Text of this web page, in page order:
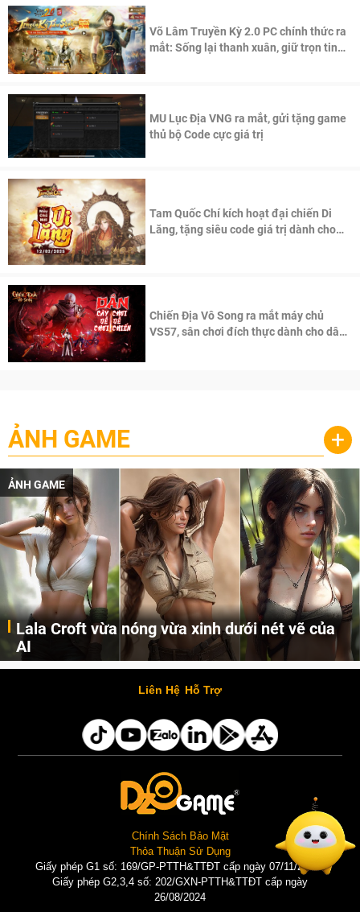
Võ Lâm Truyền Kỳ 2.0 PC chính thức ra
mắt: Sống lại thanh xuân, giữ trọn tinh
MU Lục Địa VNG ra mắt, gửi tặng game
thủ bộ Code cực giá trị
Tam Quốc Chí kích hoạt đại chiến Di
Lăng, tặng siêu code giá trị dành cho
Chiến Địa Vô Song ra mắt máy chủ
VS57, sân chơi đích thực dành cho dân
ẢNH GAME +
ẢNH GAME
Lala Croft vừa nóng vừa xinh dưới nét vẽ của
AI
Cùng đến với những hình ảnh Lala Croft của Tomb Raider dưới nét vẽ của AI. Một cô nàng xinh đẹp, nóng bỏng nhưng cũng rắn rỏi và mạnh mẽ.
Liên Hệ Hỗ Trợ
Chính Sách Bảo Mật
Thỏa Thuận Sử Dụng
Giấy phép G1 số: 169/GP-PTTH&TTĐT cấp ngày 07/11/2025 |
Giấy phép G2,3,4 số: 202/GXN-PTTH&TTĐT cấp ngày
26/08/2024